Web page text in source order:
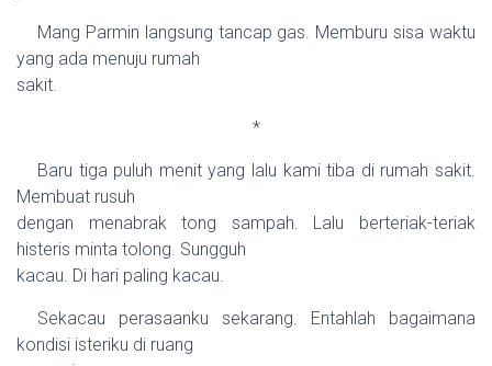
Mang Parmin langsung tancap gas. Memburu sisa waktu
yang ada menuju rumah
sakit.
*
Baru tiga puluh menit yang lalu kami tiba di rumah sakit.
Membuat rusuh
dengan menabrak tong sampah. Lalu berteriak-teriak
histeris minta tolong. Sungguh
kacau. Di hari paling kacau.
Sekacau perasaanku sekarang. Entahlah bagaimana
kondisi isteriku di ruang